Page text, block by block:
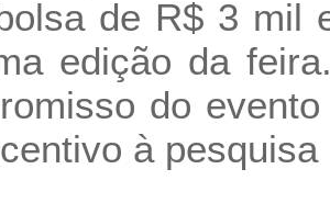
de R$ 3 mil
edição da
do
à